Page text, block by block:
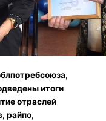
итоги
отраслей
райпо,